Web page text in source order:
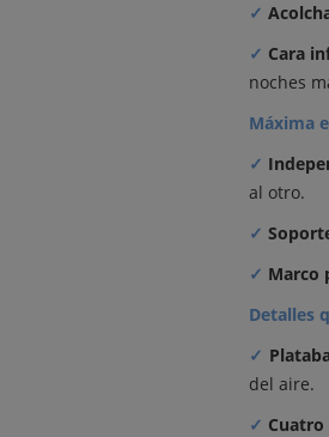
✓
✓ Cara
noches
Máxima
✓
al otro.
✓
✓ Marco
Detalles
✓
del aire.
✓ Cuatro